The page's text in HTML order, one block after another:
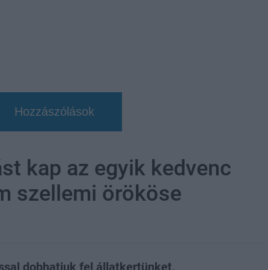
Hozzászólások
kap az egyik kedvenc
szellemi örököse
dobhatjuk fel állatkertünket.